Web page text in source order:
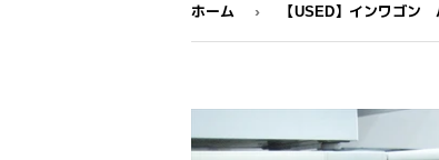
ホーム ›